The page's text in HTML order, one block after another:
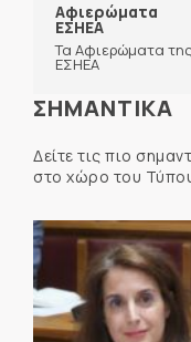
Αφιερώματα
ΕΣΗΕΑ
Τα Αφιερώματα της
ΕΣΗΕΑ
ΣΗΜΑΝΤΙΚΑ
Δείτε τις πιο
στο χώρο του